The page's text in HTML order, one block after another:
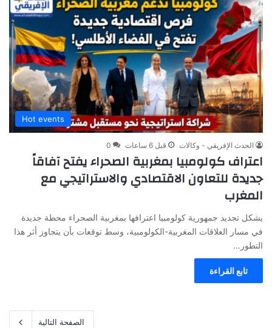
Hot events
الحدث الإفريقي - وكالات قبل 6 ساعات 0
اعتراف كولومبيا بمغربية الصحراء يفتح آفاقاً
جديدة للتعاون الاقتصادي والاستراتيجي مع
المغرب
يشكل تجديد جمهورية كولومبيا اعترافها بمغربية الصحراء محطة جديدة
في مسار العلاقات المغربية-الكولومبية، وسط توقعات بأن يتجاوز أثر هذا
التطور…
تابع القراءة
الصفحة التالية